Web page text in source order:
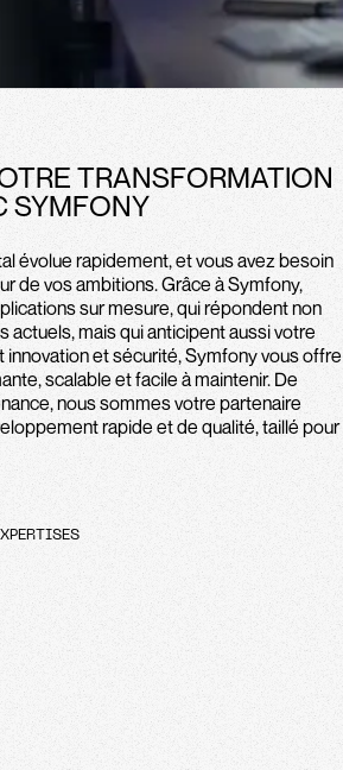
TRANSFORMATION
SYMFONY
évolue rapidement, et vous avez besoin
de vos ambitions. Grâce à Symfony,
sur mesure, qui répondent non
actuels, mais qui anticipent aussi votre
innovation et sécurité, Symfony vous offre
scalable et facile à maintenir. De
nous sommes votre partenaire
rapide et de qualité, taillé pour